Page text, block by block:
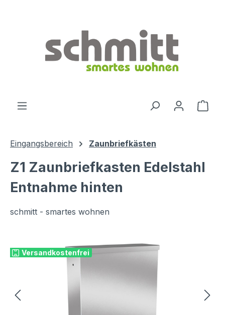
Eingangsbereich Zaunbriefkästen
Z1 Zaunbriefkasten Edelstahl
Entnahme hinten
schmitt - smartes wohnen
Versandkostenfrei